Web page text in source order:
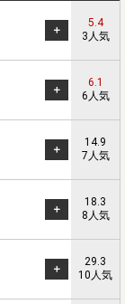
5.4
3人気
6.1
6人気
14.9
7人気
18.3
8人気
29.3
10人気